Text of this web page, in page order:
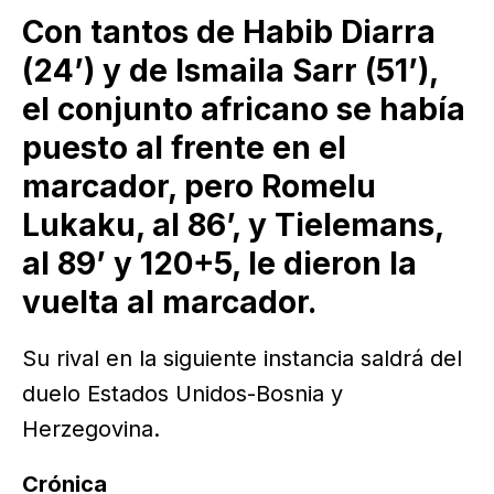
Con tantos de Habib Diarra
(24’) y de Ismaila Sarr (51’),
el conjunto africano se había
puesto al frente en el
marcador, pero Romelu
Lukaku, al 86’, y Tielemans,
al 89’ y 120+5, le dieron la
vuelta al marcador.
Su rival en la siguiente instancia saldrá del
duelo Estados Unidos-Bosnia y
Herzegovina.
Crónica